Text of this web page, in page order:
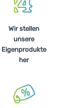
Wir stellen
unsere
Eigenprodukte
her